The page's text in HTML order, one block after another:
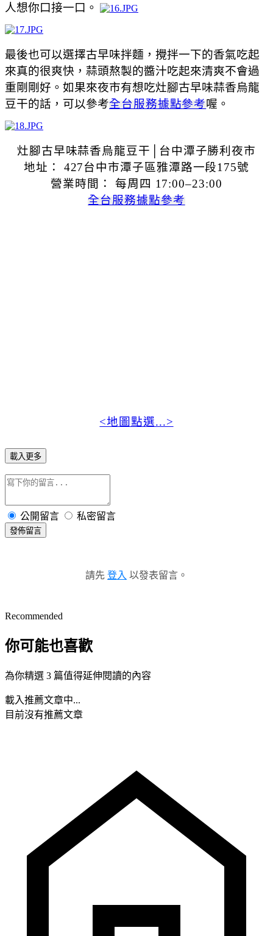
人想你口接一口。
最後也可以選擇古早味拌麵，攪拌一下的香氣吃起
來真的很爽快， 蒜頭熬製的醬汁吃起來清爽不會過
重剛剛好。如果來夜市有想吃灶腳古早味蒜香烏龍
豆干的話，可以參考全台服務據點參考喔。
灶腳古早味蒜香烏龍豆干│台中潭子勝利夜市
地址： 427台中市潭子區雅潭路一段175號
營業時間： 每周四 17:00–23:00
全台服務據點參考
<地圖點選...>
載入更多
公開留言 私密留言
發佈留言
請先 登入 以發表留言。
Recommended
你可能也喜歡
為你精選 3 篇值得延伸閱讀的內容
載入推薦文章中...
目前沒有推薦文章